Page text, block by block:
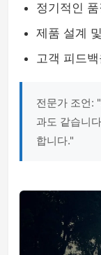
정기적인
제품 설계
고객 피드
전문가 조언:
과도 같습니
합니다."